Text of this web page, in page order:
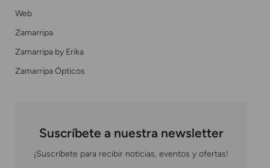
Web
Zamarripa
Zamarripa by Erika
Zamarripa Ópticos
Suscríbete a nuestra newsletter
¡Suscríbete para recibir noticias, eventos y ofertas!